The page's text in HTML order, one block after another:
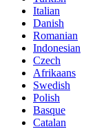
Italian
Danish
Romanian
Indonesian
Czech
Afrikaans
Swedish
Polish
Basque
Catalan